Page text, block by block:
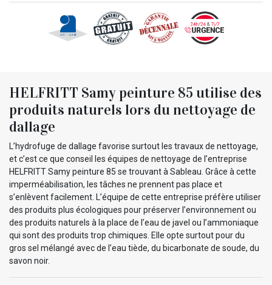
HELFRITT Samy peinture 85 utilise des
produits naturels lors du nettoyage de
dallage
L’hydrofuge de dallage favorise surtout les travaux de nettoyage,
et c’est ce que conseil les équipes de nettoyage de l’entreprise
HELFRITT Samy peinture 85 se trouvant à Sableau. Grâce à cette
imperméabilisation, les tâches ne prennent pas place et
s’enlèvent facilement. L’équipe de cette entreprise préfère utiliser
des produits plus écologiques pour préserver l’environnement ou
des produits naturels à la place de l’eau de javel ou l’ammoniaque
qui sont des produits trop chimiques. Elle opte surtout pour du
gros sel mélangé avec de l’eau tiède, du bicarbonate de soude, du
savon noir.